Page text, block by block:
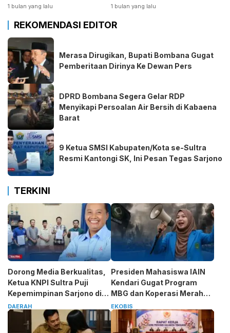
Kabaen
1 bulan yang lalu
Bombana
1 bulan yang lalu
REKOMENDASI EDITOR
Merasa Dirugikan, Bupati Bombana Gugat
Pemberitaan Dirinya Ke Dewan Pers
DPRD Bombana Segera Gelar RDP
Menyikapi Persoalan Air Bersih di Kabaena
Barat
9 Ketua SMSI Kabupaten/Kota se-Sultra
Resmi Kantongi SK, Ini Pesan Tegas Sarjono
TERKINI
Dorong Media Berkualitas,
Ketua KNPI Sultra Puji
Kepemimpinan Sarjono di
SMSI
DAERAH
Presiden Mahasiswa IAIN
Kendari Gugat Program
MBG dan Koperasi Merah
Putih
EKOBIS